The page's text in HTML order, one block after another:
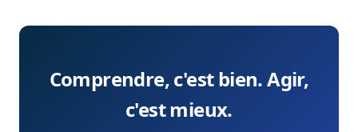
Comprendre, c'est bien. Agir,
c'est mieux.